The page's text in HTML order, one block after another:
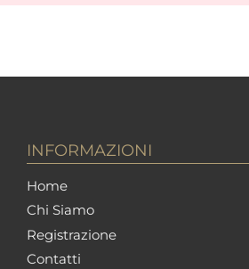
INFORMAZIONI
Home
Chi Siamo
Registrazione
Contatti